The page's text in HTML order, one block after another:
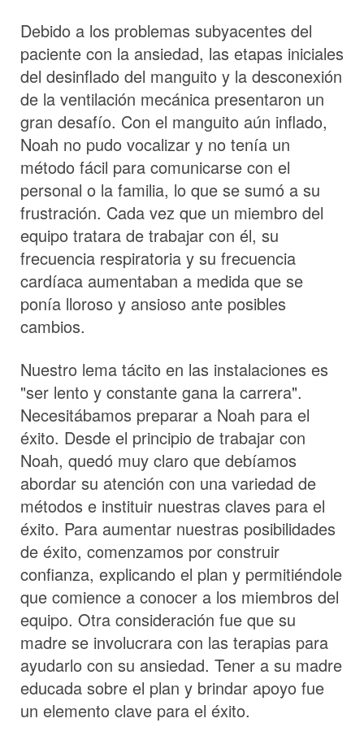
Debido a los problemas subyacentes del
paciente con la ansiedad, las etapas iniciales
del desinflado del manguito y la desconexión
de la ventilación mecánica presentaron un
gran desafío. Con el manguito aún inflado,
Noah no pudo vocalizar y no tenía un
método fácil para comunicarse con el
personal o la familia, lo que se sumó a su
frustración. Cada vez que un miembro del
equipo tratara de trabajar con él, su
frecuencia respiratoria y su frecuencia
cardíaca aumentaban a medida que se
ponía lloroso y ansioso ante posibles
cambios.
Nuestro lema tácito en las instalaciones es
"ser lento y constante gana la carrera".
Necesitábamos preparar a Noah para el
éxito. Desde el principio de trabajar con
Noah, quedó muy claro que debíamos
abordar su atención con una variedad de
métodos e instituir nuestras claves para el
éxito. Para aumentar nuestras posibilidades
de éxito, comenzamos por construir
confianza, explicando el plan y permitiéndole
que comience a conocer a los miembros del
equipo. Otra consideración fue que su
madre se involucrara con las terapias para
ayudarlo con su ansiedad. Tener a su madre
educada sobre el plan y brindar apoyo fue
un elemento clave para el éxito.